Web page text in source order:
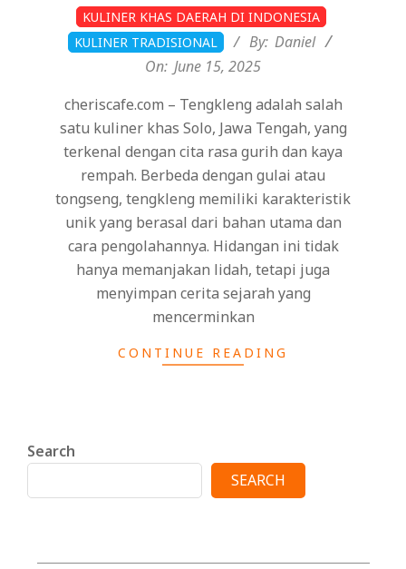
2025-
06-
15
KULINER KHAS DAERAH DI INDONESIA
KULINER TRADISIONAL
By: Daniel
On: June 15, 2025
cheriscafe.com – Tengkleng adalah salah
satu kuliner khas Solo, Jawa Tengah, yang
terkenal dengan cita rasa gurih dan kaya
rempah. Berbeda dengan gulai atau
tongseng, tengkleng memiliki karakteristik
unik yang berasal dari bahan utama dan
cara pengolahannya. Hidangan ini tidak
hanya memanjakan lidah, tetapi juga
menyimpan cerita sejarah yang
mencerminkan
CONTINUE READING
Search
SEARCH